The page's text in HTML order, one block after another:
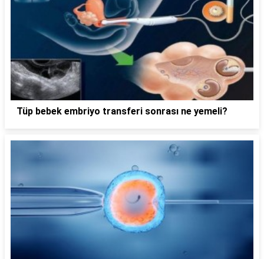
Tüp bebek embriyo transferi sonrası ne yemeli?